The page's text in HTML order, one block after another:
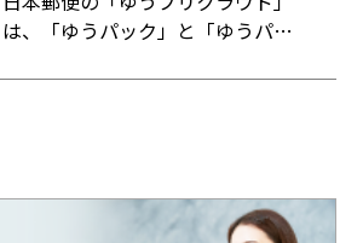
を利用すると、購入・利用総額に
応じてポイントが貯まる。
は、「ゆうパック」と「ゆうパケ
きるクラウドサービス。「指定場
取をサポートする機能も備えてい